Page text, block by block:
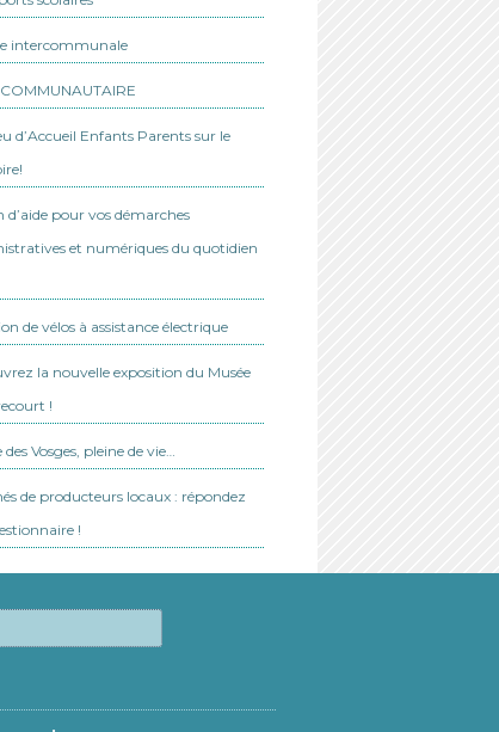
intercommunale
COMMUNAUTAIRE
d’Accueil Enfants Parents sur le
d’aide pour vos démarches
et numériques du quotidien
de vélos à assistance électrique
la nouvelle exposition du Musée
!
Vosges, pleine de vie…
de producteurs locaux : répondez
!